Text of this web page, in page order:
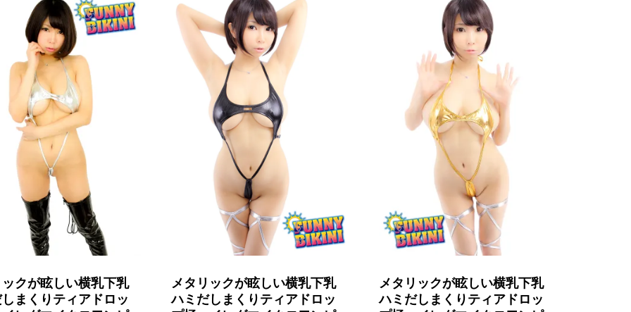
クが眩しい横乳下乳
まくりティアドロッ
メタリックが眩しい横乳下乳
ハミだしまくりティアドロッ
メタリックが眩しい横乳下乳
ハミだしまくりティアドロッ